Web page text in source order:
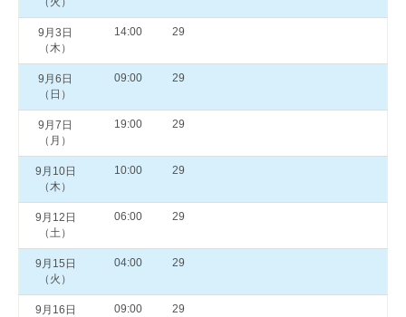
9月3日
（木）
14:00 29
9月6日
（日）
09:00 29
9月7日
（月）
19:00 29
9月10日
（木）
10:00 29
9月12日
（土）
06:00 29
9月15日
（火）
04:00 29
9月16日
09:00 29